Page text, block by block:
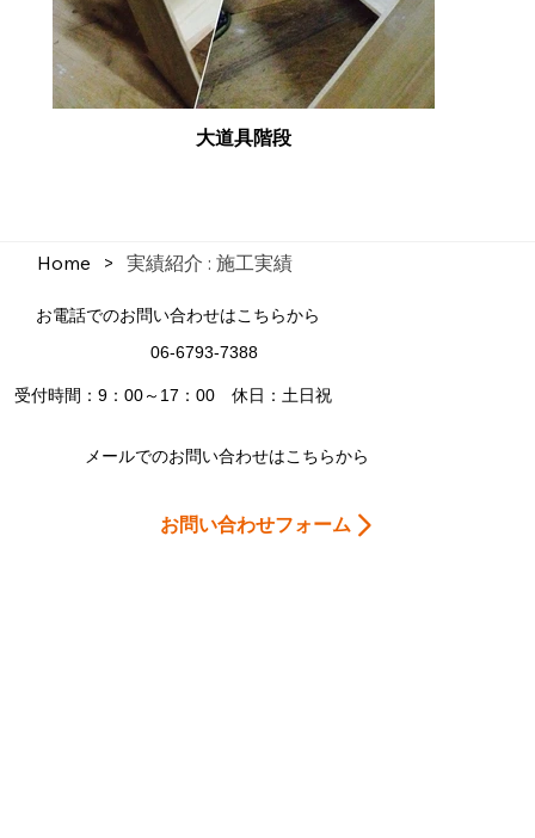
大道具階段
Home > 実績紹介 : 施工実績
メールでのお問い合わせはこちらから
お問い合わせフォーム
お電話でのお問い合わせはこちらから
06-6793-7388
受付時間：9：00～17：00 休日：土日祝